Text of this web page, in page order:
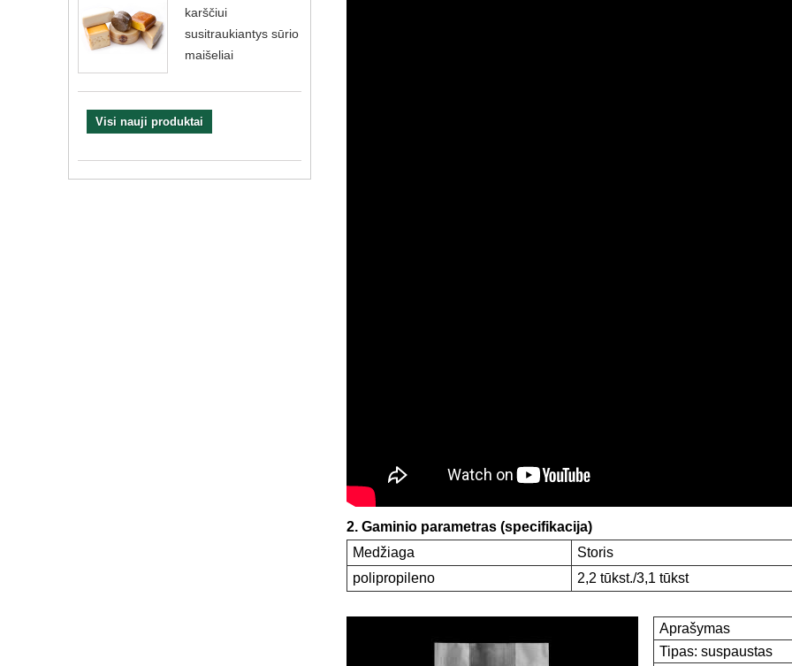
karščiui
susitraukiantys sūrio
maišeliai
Visi nauji produktai
2. Gaminio parametras (specifikacija)
Medžiaga
Storis
polipropileno
2,2 tūkst./3,1 tūkst
Aprašymas
Tipas: suspaustas